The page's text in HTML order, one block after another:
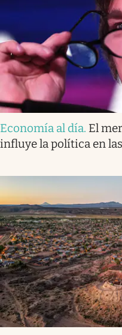
Economía al día. El
influye la política en